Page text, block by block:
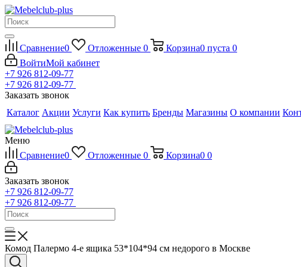
Сравнение0 Отложенные 0 Корзина0 пуста 0
ВойтиМой кабинет
+7 926 812-09-77
+7 926 812-09-77
Заказать звонок
Каталог Акции Услуги Как купить Бренды Магазины О компании
Меню
Сравнение0 Отложенные 0 Корзина0 0
Заказать звонок
+7 926 812-09-77
+7 926 812-09-77
Комод Палермо 4-е ящика 53*104*94 см недорого в Москве